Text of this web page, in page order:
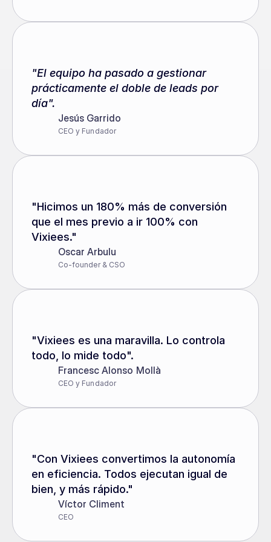
"El equipo ha pasado a gestionar
prácticamente el doble de leads por
día".
Jesús Garrido
CEO y Fundador
"Hicimos un 180% más de conversión
que el mes previo a ir 100% con
Vixiees."
Oscar Arbulu
Co-founder & CSO
"Vixiees es una maravilla. Lo controla
todo, lo mide todo".
Francesc Alonso Mollà
CEO y Fundador
"Con Vixiees convertimos la autonomía
en eficiencia. Todos ejecutan igual de
bien, y más rápido."
Víctor Climent
CEO